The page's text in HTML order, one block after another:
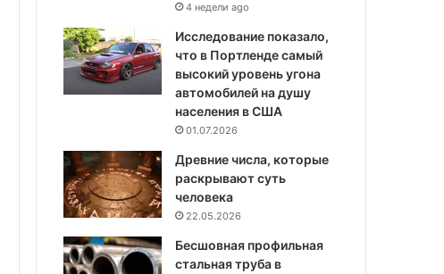
4 недели ago
Исследование показало,
что в Портленде самый
высокий уровень угона
автомобилей на душу
населения в США
01.07.2026
Древние числа, которые
раскрывают суть
человека
22.05.2026
Бесшовная профильная
стальная труба в